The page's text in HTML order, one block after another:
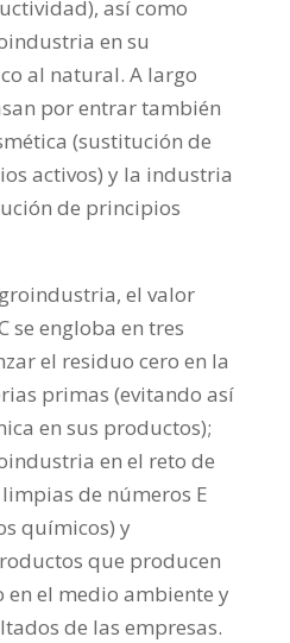
así como
en su
al natural. A largo
por entrar también
(sustitución de
activos) y la industria
de principios
el valor
se engloba en tres
el residuo cero en la
primas (evitando así
en sus productos);
en el reto de
de números E
químicos) y
que producen
el medio ambiente y
de las empresas.